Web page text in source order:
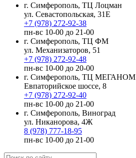
г. Симферополь, ТЦ Лоцман
ул. Севастопольская, 31Е
+7 (978) 272-92-38
пн-вс 10-00 до 21-00
г. Симферополь, ТЦ ФМ
ул. Механизаторов, 51
+7 (978) 272-92-48
пн-вс 10-00 до 20-00
г. Симферополь, ТЦ МЕГАНОМ
Евпаторийское шоссе, 8
+7 (978) 272-92-40
пн-вс 10-00 до 21-00
г. Симферополь, Виноград
ул. Никанорова, 4Ж
8 (978) 777-18-95
пн-вс 10-00 до 21-00